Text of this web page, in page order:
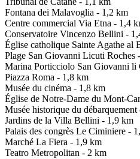
Fontana dei Malavoglia - 1,2 km
Centre commercial Via Etna - 1,4
Conservatoire Vincenzo Bellini -
Église catholique Sainte Agathe al
Plage San Giovanni Licuti Roches
Marina Porticciolo San Giovanni li
Piazza Roma - 1,8 km
Musée du cinéma - 1,8 km
Église de Notre-Dame du Mont-
Musée historique du
Jardins de la Villa Bellini - 1,9 km
Palais des congrès Le Ciminiere -
Marché La Fiera - 1,9 km
Teatro Metropolitan - 2 km